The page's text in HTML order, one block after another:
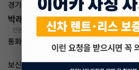
경기 수원시
박래철 매니저
전문교육수료 자격인증완료
통화가 부재중 이더라도
보신 차량 차량번호